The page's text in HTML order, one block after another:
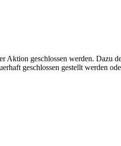
geschlossen werden. Dazu
geschlossen gestellt werden